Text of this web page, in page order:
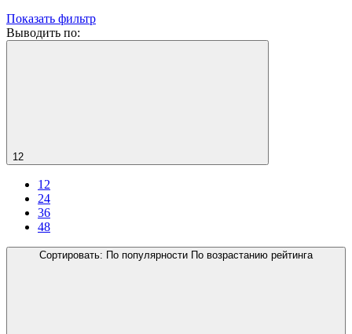
Показать фильтр
Выводить по:
12
12
24
36
48
Сортировать: По популярности По возрастанию рейтинга